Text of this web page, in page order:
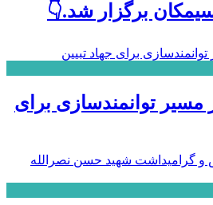
برگزار شد.👇
مسیر توانمندسازی برای